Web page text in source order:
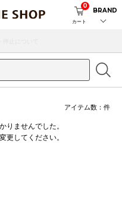
カート
0
BRAND
止について
アイテム数： 件
りませんでした。
更してください。